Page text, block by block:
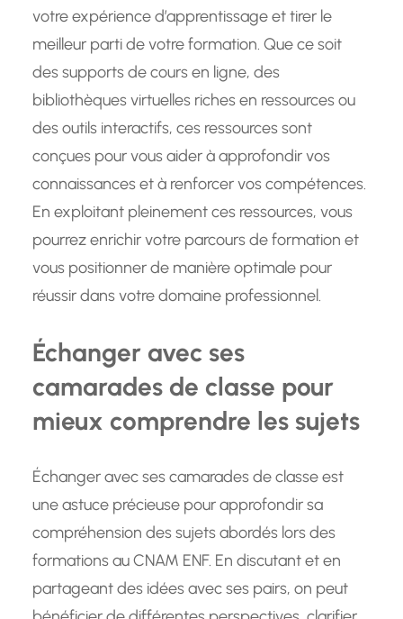
votre expérience d’apprentissage et tirer le
meilleur parti de votre formation. Que ce soit
des supports de cours en ligne, des
bibliothèques virtuelles riches en ressources ou
des outils interactifs, ces ressources sont
conçues pour vous aider à approfondir vos
connaissances et à renforcer vos compétences.
En exploitant pleinement ces ressources, vous
pourrez enrichir votre parcours de formation et
vous positionner de manière optimale pour
réussir dans votre domaine professionnel.
Échanger avec ses
camarades de classe pour
mieux comprendre les sujets
Échanger avec ses camarades de classe est
une astuce précieuse pour approfondir sa
compréhension des sujets abordés lors des
formations au CNAM ENF. En discutant et en
partageant des idées avec ses pairs, on peut